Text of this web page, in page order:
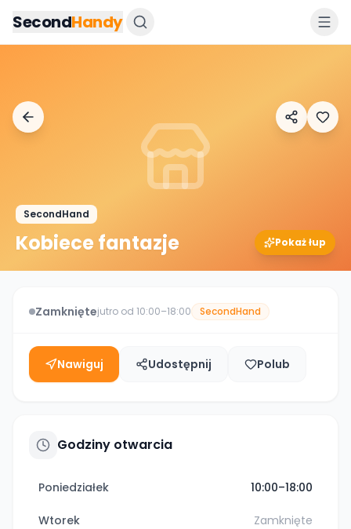
SecondHandy
SecondHand
Kobiece fantazje Pokaż łup
Zamkniętejutro od 10:00–18:00 SecondHand
Nawiguj Udostępnij Polub
Godziny otwarcia
Poniedziałek 10:00–18:00
Wtorek Zamknięte